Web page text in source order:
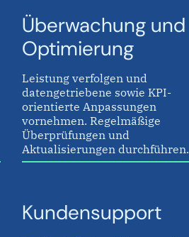
Überwachung und
Optimierung
Leistung verfolgen und
datengetriebene sowie KPI-
orientierte Anpassungen
vornehmen. Regelmäßige
Überprüfungen und
Aktualisierungen durchführen.
Kundensupport